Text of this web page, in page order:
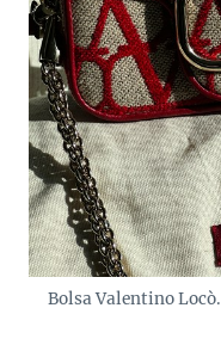
Bolsa Valentino Locò.